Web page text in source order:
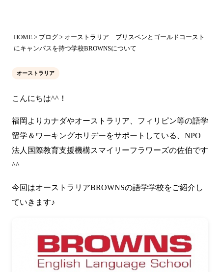
HOME > ブログ > オーストラリア ブリスベンとゴールドコースト
にキャンパスを持つ学校BROWNSについて
オーストラリア
こんにちは^^！
福岡よりカナダやオーストラリア、フィリピン等の語学
留学＆ワーキングホリデーをサポートしている、NPO
法人国際教育支援機構スマイリーフラワーズの佐伯です
^^
今回はオーストラリアBROWNSの語学学校をご紹介し
ていきます♪